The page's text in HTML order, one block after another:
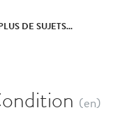
DE SUJETS...
(en)